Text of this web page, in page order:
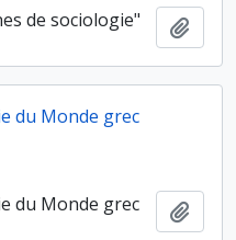
de sociologie"
du Monde grec
du Monde grec